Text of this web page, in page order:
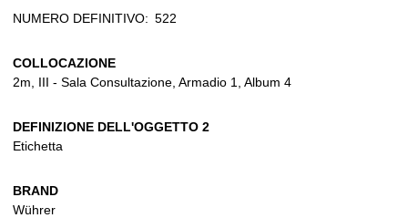
NUMERO DEFINITIVO: 522
COLLOCAZIONE
2m, III - Sala Consultazione, Armadio 1, Album 4
DEFINIZIONE DELL'OGGETTO 2
Etichetta
BRAND
Wührer